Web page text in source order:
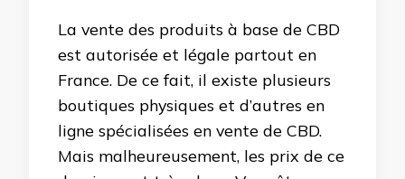
La vente des produits à base de CBD
est autorisée et légale partout en
France. De ce fait, il existe plusieurs
boutiques physiques et d’autres en
ligne spécialisées en vente de CBD.
Mais malheureusement, les prix de ce